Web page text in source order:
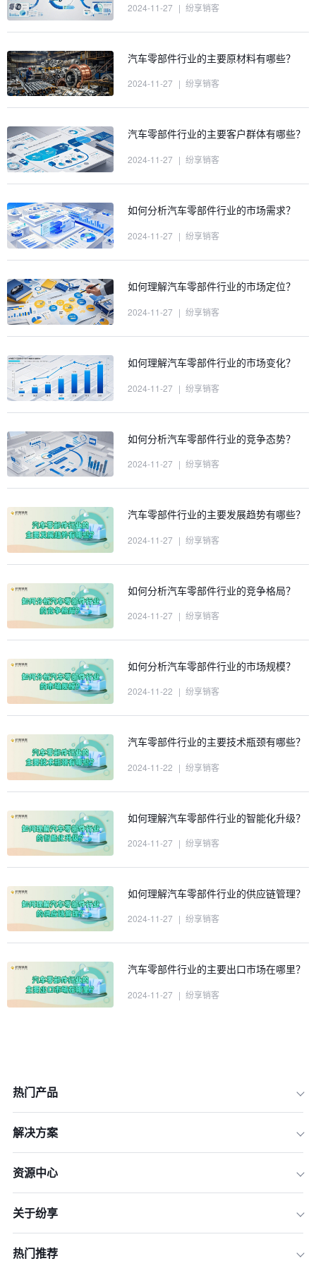
三、国产化与国际化
2024-11-27 | 纷享销客
汽车零部件行业的主要原材料有哪些？
2024-11-27 | 纷享销客
汽车零部件行业的主要客户群体有哪些？
2024-11-27 | 纷享销客
如何分析汽车零部件行业的市场需求？
2024-11-27 | 纷享销客
如何理解汽车零部件行业的市场定位？
2024-11-27 | 纷享销客
如何理解汽车零部件行业的市场变化？
2024-11-27 | 纷享销客
如何分析汽车零部件行业的竞争态势？
2024-11-27 | 纷享销客
汽车零部件行业的主要发展趋势有哪些？
2024-11-27 | 纷享销客
如何分析汽车零部件行业的竞争格局？
2024-11-27 | 纷享销客
如何分析汽车零部件行业的市场规模？
2024-11-22 | 纷享销客
汽车零部件行业的主要技术瓶颈有哪些？
2024-11-22 | 纷享销客
如何理解汽车零部件行业的智能化升级？
2024-11-27 | 纷享销客
如何理解汽车零部件行业的供应链管理？
2024-11-27 | 纷享销客
汽车零部件行业的主要出口市场在哪里？
2024-11-27 | 纷享销客
热门产品
解决方案
资源中心
关于纷享
热门推荐